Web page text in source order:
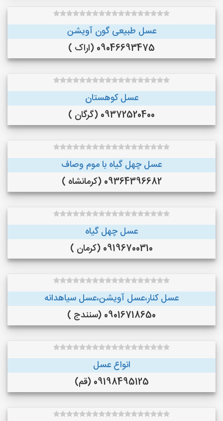
عسل طبیعی گون آویشن
09046693475 (اراک )
عسل کوهستان
09372520400 (گرگان )
عسل چهل گیاه با موم وصاف
09364396682 (کرمانشاه )
عسل چهل گیاه
09196700310 (کرمان )
عسل کنار،عسل آویشن،عسل سیاهدانه
09016718650 (سنندج )
انواع عسل
09198495125 (قم)